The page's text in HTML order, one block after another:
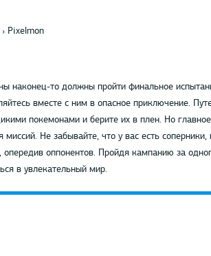
› Pixelmon
наконец-то должны пройти финальное
вместе с ним в опасное приключение.
покемонами и берите их в плен. Но
Не забывайте, что у вас есть
оппонентов. Пройдя кампанию за
в увлекательный мир.